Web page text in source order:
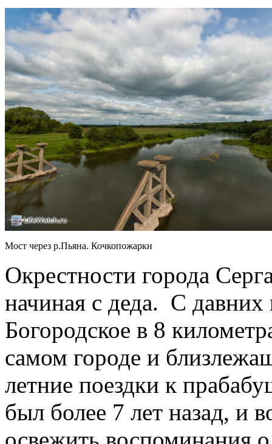
Мост через р.Пьяна. Кочкопожарки
Окрестности города
начиная с деда. С
Богородское в 8
самом городе и
летние поездки к
был более 7 лет назад, и